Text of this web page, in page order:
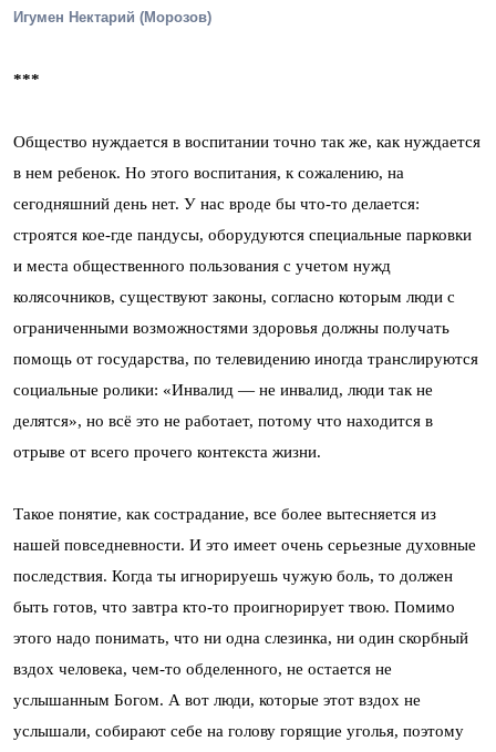
Игумен Нектарий (Морозов)
***
Общество нуждается в воспитании точно так же, как нуждается
в нем ребенок. Но этого воспитания, к сожалению, на
сегодняшний день нет. У нас вроде бы что-то делается:
строятся кое-где пандусы, оборудуются специальные парковки
и места общественного пользования с учетом нужд
колясочников, существуют законы, согласно которым люди с
ограниченными возможностями здоровья должны получать
помощь от государства, по телевидению иногда транслируются
социальные ролики: «Инвалид — не инвалид, люди так не
делятся», но всё это не работает, потому что находится в
отрыве от всего прочего контекста жизни.
Такое понятие, как сострадание, все более вытесняется из
нашей повседневности. И это имеет очень серьезные духовные
последствия. Когда ты игнорируешь чужую боль, то должен
быть готов, что завтра кто-то проигнорирует твою. Помимо
этого надо понимать, что ни одна слезинка, ни один скорбный
вздох человека, чем-то обделенного, не остается не
услышанным Богом. А вот люди, которые этот вздох не
услышали, собирают себе на голову горящие уголья, поэтому